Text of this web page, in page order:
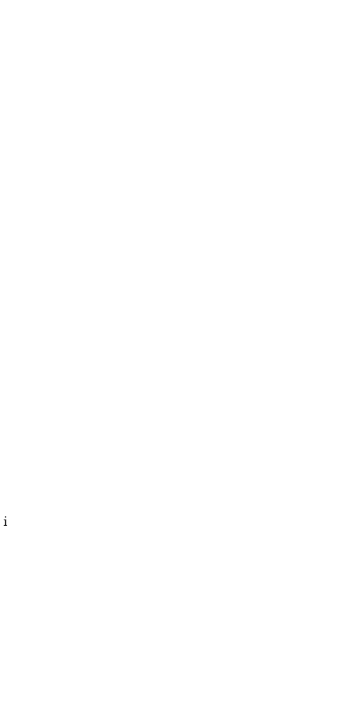
i